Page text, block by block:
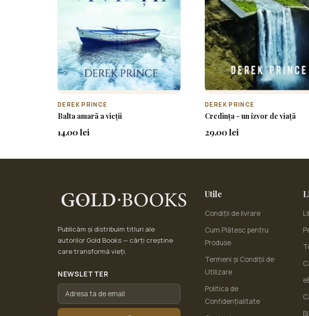
DEREK PRINCE
Balta amară a vieții
14.00 lei
DEREK PRINCE
Credința - un izvor de viață
29.00 lei
Publicăm și distribuim titluri ale
autorilor Gold Books — cărți creștine
care transformă vieți.
NEWSLETTER
Utile
Condiții de livrare
Cum Plătesc pentru
Produse
Termeni și Condiții de
Utilizare
Politica de
Confidențialitate